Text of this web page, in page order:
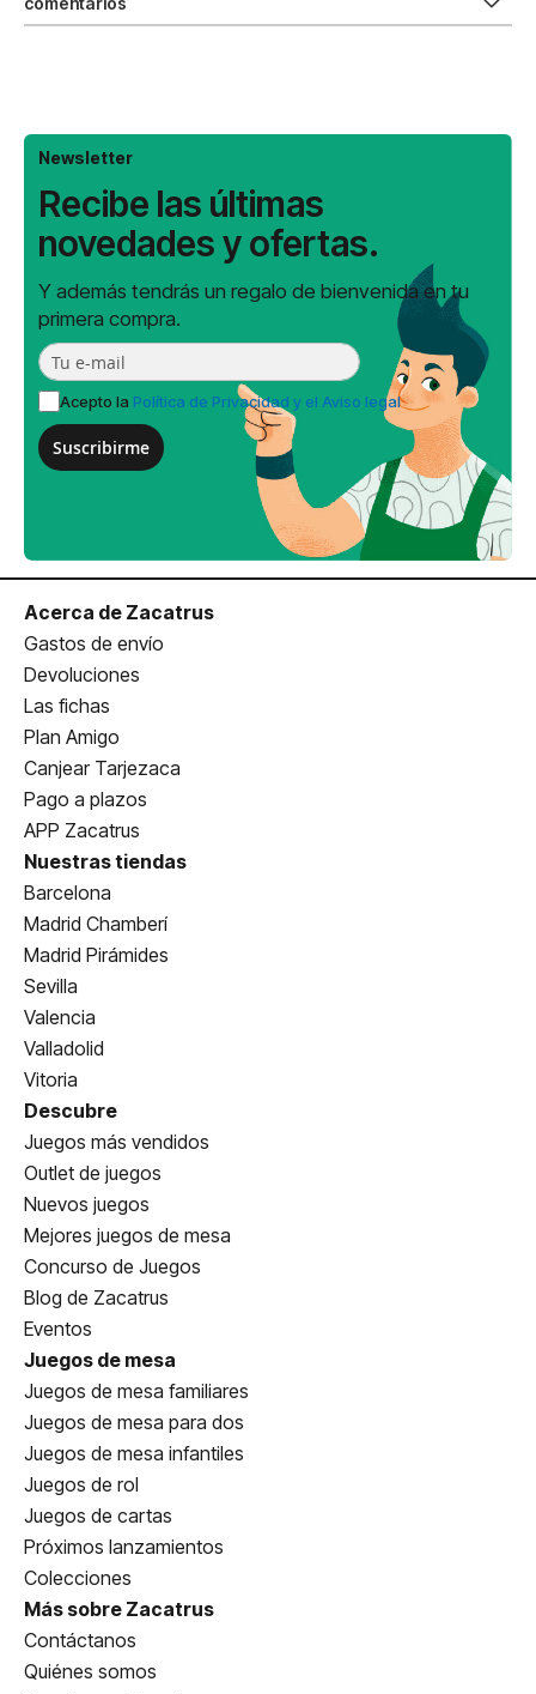
Newsletter
Recibe las últimas
novedades y ofertas.
Y además tendrás un regalo de bienvenida en tu
primera compra.
Acepto la Política de Privacidad y el Aviso legal
Suscribirme
Acerca de Zacatrus
Gastos de envío
Devoluciones
Las fichas
Plan Amigo
Canjear Tarjezaca
Pago a plazos
APP Zacatrus
Nuestras tiendas
Barcelona
Madrid Chamberí
Madrid Pirámides
Sevilla
Valencia
Valladolid
Vitoria
Descubre
Juegos más vendidos
Outlet de juegos
Nuevos juegos
Mejores juegos de mesa
Concurso de Juegos
Blog de Zacatrus
Eventos
Juegos de mesa
Juegos de mesa familiares
Juegos de mesa para dos
Juegos de mesa infantiles
Juegos de rol
Juegos de cartas
Próximos lanzamientos
Colecciones
Más sobre Zacatrus
Contáctanos
Quiénes somos